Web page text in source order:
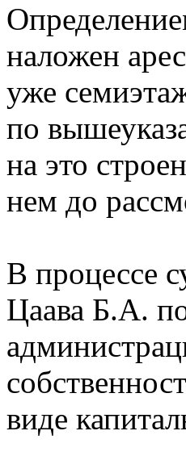
наложен
уже
по
на это
нем до
В процессе
Цаава Б.А.
виде